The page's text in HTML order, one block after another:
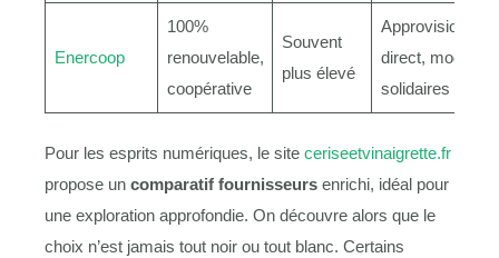
Enercoop
100%
renouvelable,
coopérative
Souvent
plus élevé
direct, modèles
solidaires
Pour les esprits numériques, le site ceriseetvinaigrette.fr
propose un comparatif fournisseurs enrichi, idéal pour
une exploration approfondie. On découvre alors que le
choix n’est jamais tout noir ou tout blanc. Certains